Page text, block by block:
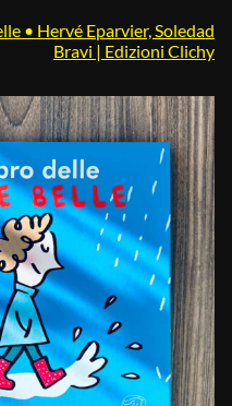
• Hervé Eparvier, Soledad
Bravi | Edizioni Clichy